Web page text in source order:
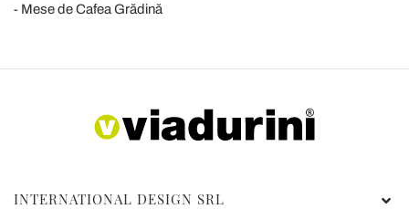
Mese de Cafea Grădină
INTERNATIONAL DESIGN SRL